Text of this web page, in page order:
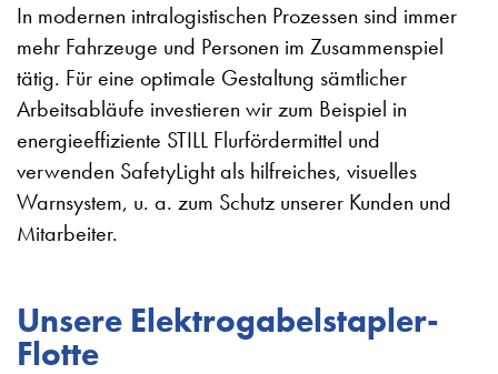
In modernen intralogistischen Prozessen sind immer
mehr Fahrzeuge und Personen im Zusammenspiel
tätig. Für eine optimale Gestaltung sämtlicher
Arbeitsabläufe investieren wir zum Beispiel in
energieeffiziente STILL Flurfördermittel und
verwenden SafetyLight als hilfreiches, visuelles
Warnsystem, u. a. zum Schutz unserer Kunden und
Mitarbeiter.
Unsere Elektrogabelstapler-
Flotte